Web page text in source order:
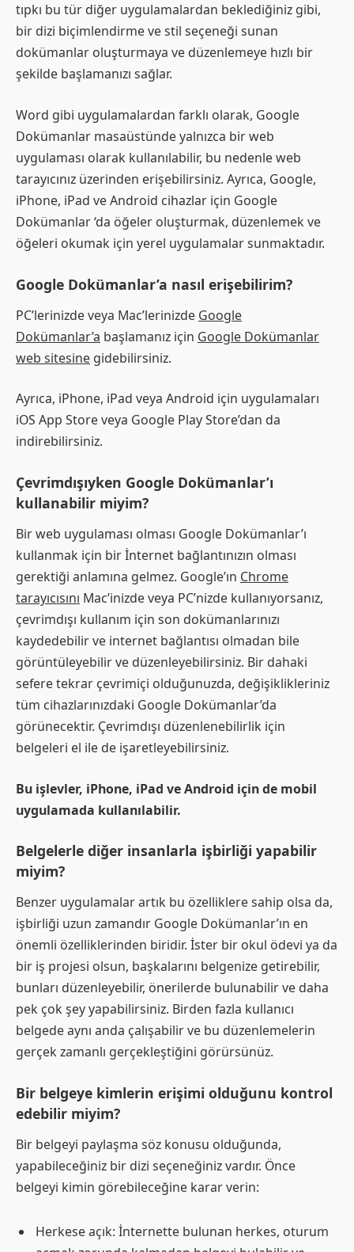
tıpkı bu tür diğer uygulamalardan beklediğiniz gibi,
bir dizi biçimlendirme ve stil seçeneği sunan
dokümanlar oluşturmaya ve düzenlemeye hızlı bir
şekilde başlamanızı sağlar.
Word gibi uygulamalardan farklı olarak, Google
Dokümanlar masaüstünde yalnızca bir web
uygulaması olarak kullanılabilir, bu nedenle web
tarayıcınız üzerinden erişebilirsiniz. Ayrıca, Google,
iPhone, iPad ve Android cihazlar için Google
Dokümanlar ‘da öğeler oluşturmak, düzenlemek ve
öğeleri okumak için yerel uygulamalar sunmaktadır.
Google Dokümanlar’a nasıl erişebilirim?
PC’lerinizde veya Mac’lerinizde Google
Dokümanlar’a başlamanız için Google Dokümanlar
web sitesine gidebilirsiniz.
Ayrıca, iPhone, iPad veya Android için uygulamaları
iOS App Store veya Google Play Store’dan da
indirebilirsiniz.
Çevrimdışıyken Google Dokümanlar’ı
kullanabilir miyim?
Bir web uygulaması olması Google Dokümanlar’ı
kullanmak için bir İnternet bağlantınızın olması
gerektiği anlamına gelmez. Google’ın Chrome
tarayıcısını Mac’inizde veya PC’nizde kullanıyorsanız,
çevrimdışı kullanım için son dokümanlarınızı
kaydedebilir ve internet bağlantısı olmadan bile
görüntüleyebilir ve düzenleyebilirsiniz. Bir dahaki
sefere tekrar çevrimiçi olduğunuzda, değişiklikleriniz
tüm cihazlarınızdaki Google Dokümanlar’da
görünecektir. Çevrimdışı düzenlenebilirlik için
belgeleri el ile de işaretleyebilirsiniz.
Bu işlevler, iPhone, iPad ve Android için de mobil
uygulamada kullanılabilir.
Belgelerle diğer insanlarla işbirliği yapabilir
miyim?
Benzer uygulamalar artık bu özelliklere sahip olsa da,
işbirliği uzun zamandır Google Dokümanlar’ın en
önemli özelliklerinden biridir. İster bir okul ödevi ya da
bir iş projesi olsun, başkalarını belgenize getirebilir,
bunları düzenleyebilir, önerilerde bulunabilir ve daha
pek çok şey yapabilirsiniz. Birden fazla kullanıcı
belgede aynı anda çalışabilir ve bu düzenlemelerin
gerçek zamanlı gerçekleştiğini görürsünüz.
Bir belgeye kimlerin erişimi olduğunu kontrol
edebilir miyim?
Bir belgeyi paylaşma söz konusu olduğunda,
yapabileceğiniz bir dizi seçeneğiniz vardır. Önce
belgeyi kimin görebileceğine karar verin:
Herkese açık: İnternette bulunan herkes, oturum